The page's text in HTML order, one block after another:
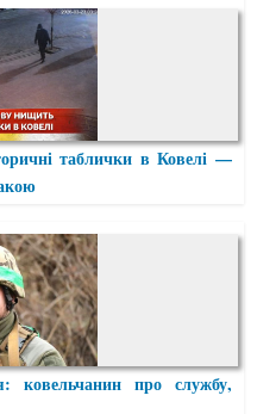
таблички в Ковелі —
ковельчанин про службу,